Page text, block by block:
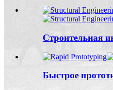
Строительная
Быстрое